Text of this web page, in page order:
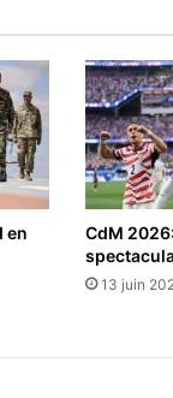
en
CdM
13 juin